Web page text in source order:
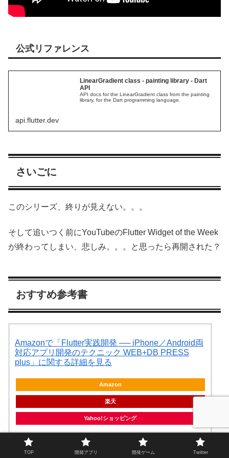
公式リファレンス
LinearGradient class - painting library - Dart
API
API docs for the LinearGradient class from the painting
library, for the Dart programming language.
api.flutter.dev
さいごに
このシリーズ、終りが見えない。。。
そして追いつく前にYouTubeのFlutter Widget of the Week
が終わってしまい、悲しみ。。。と思ったら再開された？
おすすめ参考書
Amazonで「Flutter実践開発 ── iPhone／Android両
対応アプリ開発のテクニック WEB+DB PRESS
plus」に関する詳細を見る
Amazon
楽天
Yahoo!ショッピング
TOP 開発アプリ 開発ゲーム Twitter